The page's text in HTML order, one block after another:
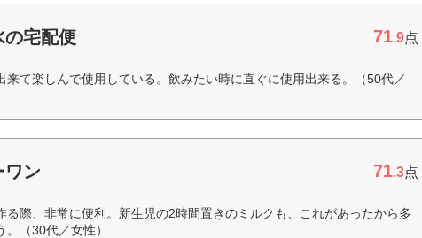
の宅配便 71.9点
来て楽しんで使用している。飲みたい時に直ぐに使用出来る。（50代／
ワン 71.3点
る際、非常に便利。新生児の2時間置きのミルクも、これがあったから多
（30代／女性）